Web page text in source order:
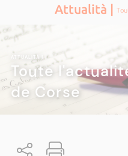
Attualità |
ATTUALITÀ|
Toute
de Corse